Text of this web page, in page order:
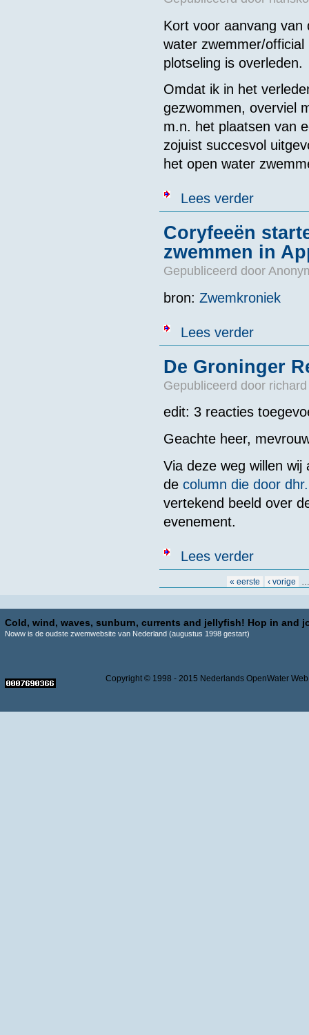
Kort voor aanvang
water zwemmer/
plotseling is overleden.
Omdat ik in het
gezwommen, overviel
m.n. het plaatsen van
zojuist succesvol
het open water
Lees verderover
Coryfeeën
zwemmen in
Gepubliceerd door
bron: Zwemkroniek
Lees verderover
De Groninger
Gepubliceerd door
edit: 3 reacties
Geachte heer,
Via deze weg willen wij
de column die door
vertekend beeld over
evenement.
Lees verderover De
« eerste ‹ vorige
Cold, wind, waves, sunburn, currents and jellyfish! Hop in and
Noww is de oudste zwemwebsite van Nederland (augustus 1998 gestart)
Copyright © 1998 - 2015 Nederlands OpenWater